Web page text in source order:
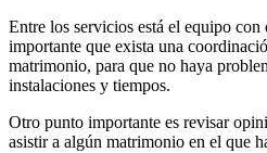
Entre los servicios está el equipo con
importante que exista una
matrimonio, para que no haya
instalaciones y tiempos.
Otro punto importante es revisar
asistir a algún matrimonio en el que